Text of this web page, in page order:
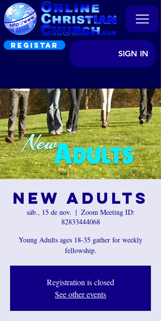
REGISTAR
SIGN IN
New Adults
sáb., 15 de nov.
  |
Zoom Meeting ID:
82833444068
Young Adults ages 18-35 gather for weekly
fellowship.
Registration is closed
See other events